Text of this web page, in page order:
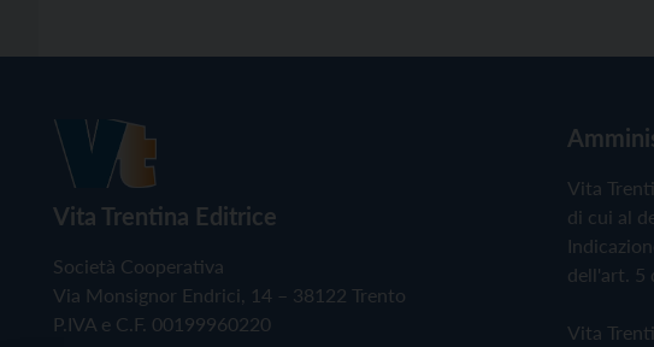
Vita Trentina Editrice
Società Cooperativa
Via Monsignor Endrici, 14 – 38122 Trento
P.IVA e C.F. 00199960220
Vita
di cui al
dell'art. 5
Vita